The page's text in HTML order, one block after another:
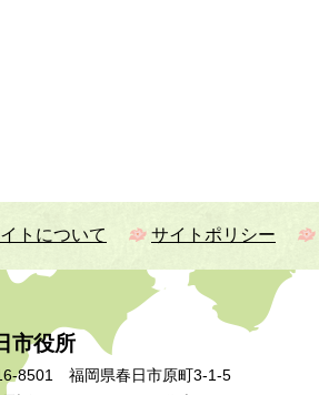
トについて サイトポリシー
市役所
8501 福岡県春日市原町3-1-5